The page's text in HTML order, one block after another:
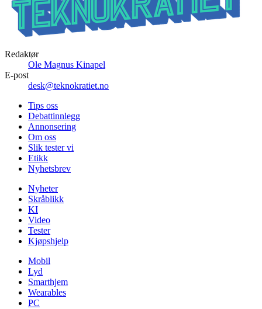
Redaktør
Ole Magnus Kinapel
E-post
desk@teknokratiet.no
Tips oss
Debattinnlegg
Annonsering
Om oss
Slik tester vi
Etikk
Nyhetsbrev
Nyheter
Skråblikk
KI
Video
Tester
Kjøpshjelp
Mobil
Lyd
Smarthjem
Wearables
PC